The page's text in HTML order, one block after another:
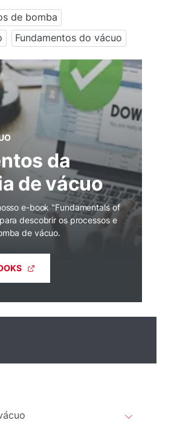
de bomba
Fundamentos do vácuo
da
de vácuo
e-book "Fundamentals of
descobrir os processos e
de vácuo.